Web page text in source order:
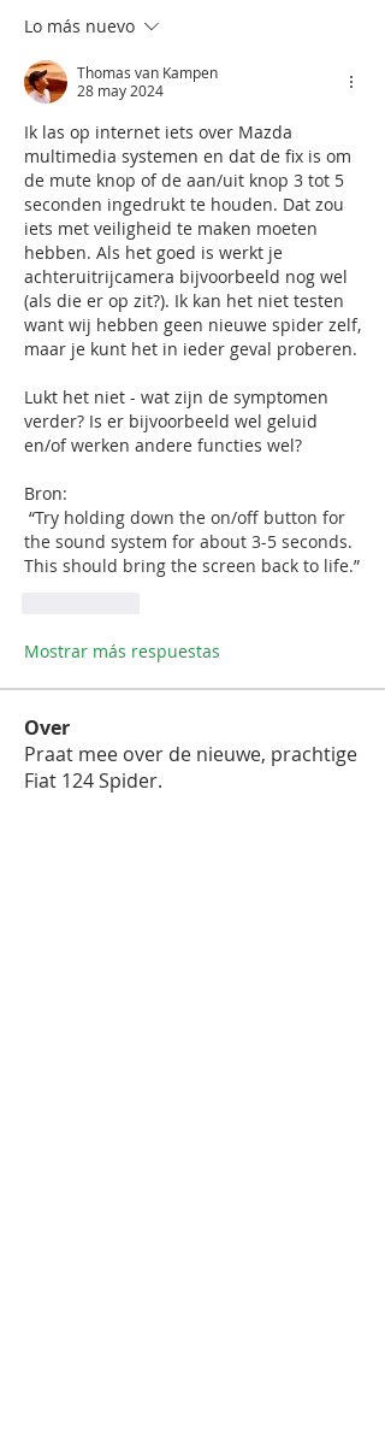
Lo más nuevo
Thomas van Kampen
28 may 2024
Ik las op internet iets over Mazda
multimedia systemen en dat de fix is om
de mute knop of de aan/uit knop 3 tot 5
seconden ingedrukt te houden. Dat zou
iets met veiligheid te maken moeten
hebben. Als het goed is werkt je
achteruitrijcamera bijvoorbeeld nog wel
(als die er op zit?). Ik kan het niet testen
want wij hebben geen nieuwe spider zelf,
Lukt het niet - wat zijn de symptomen
verder? Is er bijvoorbeeld wel geluid
en/of werken andere functies wel?
Bron:
“Try holding down the on/off button for
the sound system for about 3-5 seconds.
This should bring the screen back to life.”
Mostrar más respuestas
Over
Praat mee over de nieuwe, prachtige
Fiat 124 Spider.